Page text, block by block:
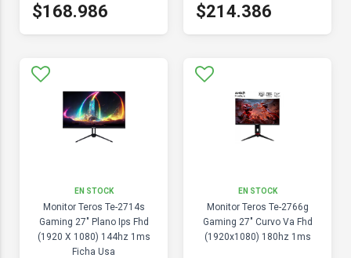
$168.986 $214.386
EN STOCK
Monitor Teros Te-2714s
Gaming 27" Plano Ips Fhd
(1920 X 1080) 144hz 1ms
Ficha Usa
EN STOCK
Monitor Teros Te-2766g
Gaming 27" Curvo Va Fhd
(1920x1080) 180hz 1ms